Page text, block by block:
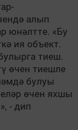
алып
юнәлтте. «Бу
ия объект.
тиеш.
өчен тиешле
булуы
өчен яхшы
- дип